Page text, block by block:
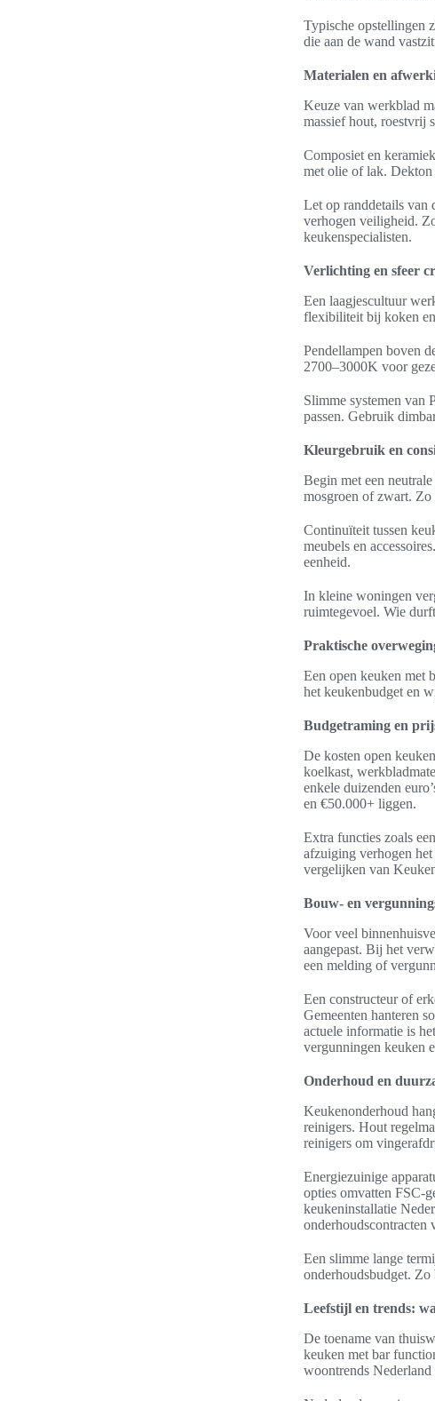
Typische opstellingen
die aan de wand
Materialen en
Keuze van werkblad
massief hout, roestvrij
Composiet en
met olie of lak. Dekton
Let op randdetails van
verhogen veiligheid.
keukenspecialisten.
Verlichting en sfeer
Een laagjescultuur
flexibiliteit bij koken
Pendellampen boven
2700–3000K voor
Slimme systemen
passen. Gebruik
Kleurgebruik en
Begin met een
mosgroen of zwart. Zo
Continuïteit tussen
meubels en
eenheid.
In kleine woningen
ruimtegevoel. Wie
Praktische
Een open keuken met
het keukenbudget en
Budgetraming en
De kosten open
koelkast,
enkele duizenden
en €50.000+ liggen.
Extra functies zoals
afzuiging verhogen
vergelijken van
Bouw- en
Voor veel
aangepast. Bij het
een melding of
Een constructeur of
Gemeenten hanteren
actuele informatie is
vergunningen keuken
Onderhoud en
Keukenonderhoud
reinigers. Hout
reinigers om
Energiezuinige
opties omvatten FSC-
keukeninstallatie
onderhoudscontracten
Een slimme lange
onderhoudsbudget.
Leefstijl en trends:
De toename van
keuken met bar
woontrends